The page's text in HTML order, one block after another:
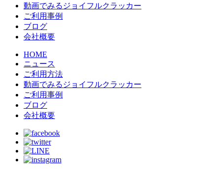
動画でみるジョイフルクラッカー
ご利用事例
ブログ
会社概要
HOME
ニュース
ご利用方法
動画でみるジョイフルクラッカー
ご利用事例
ブログ
会社概要